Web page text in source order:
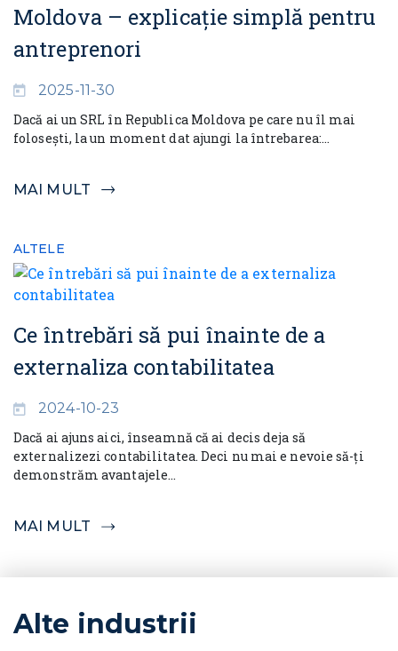
Moldova – explicație simplă pentru
antreprenori
2025-11-30
Dacă ai un SRL în Republica Moldova pe care nu îl mai
folosești, la un moment dat ajungi la întrebarea:...
MAI MULT
ALTELE
Ce întrebări să pui înainte de a
externaliza contabilitatea
2024-10-23
Dacă ai ajuns aici, înseamnă că ai decis deja să
externalizezi contabilitatea. Deci nu mai e nevoie să-ți
demonstrăm avantajele...
MAI MULT
Alte industrii